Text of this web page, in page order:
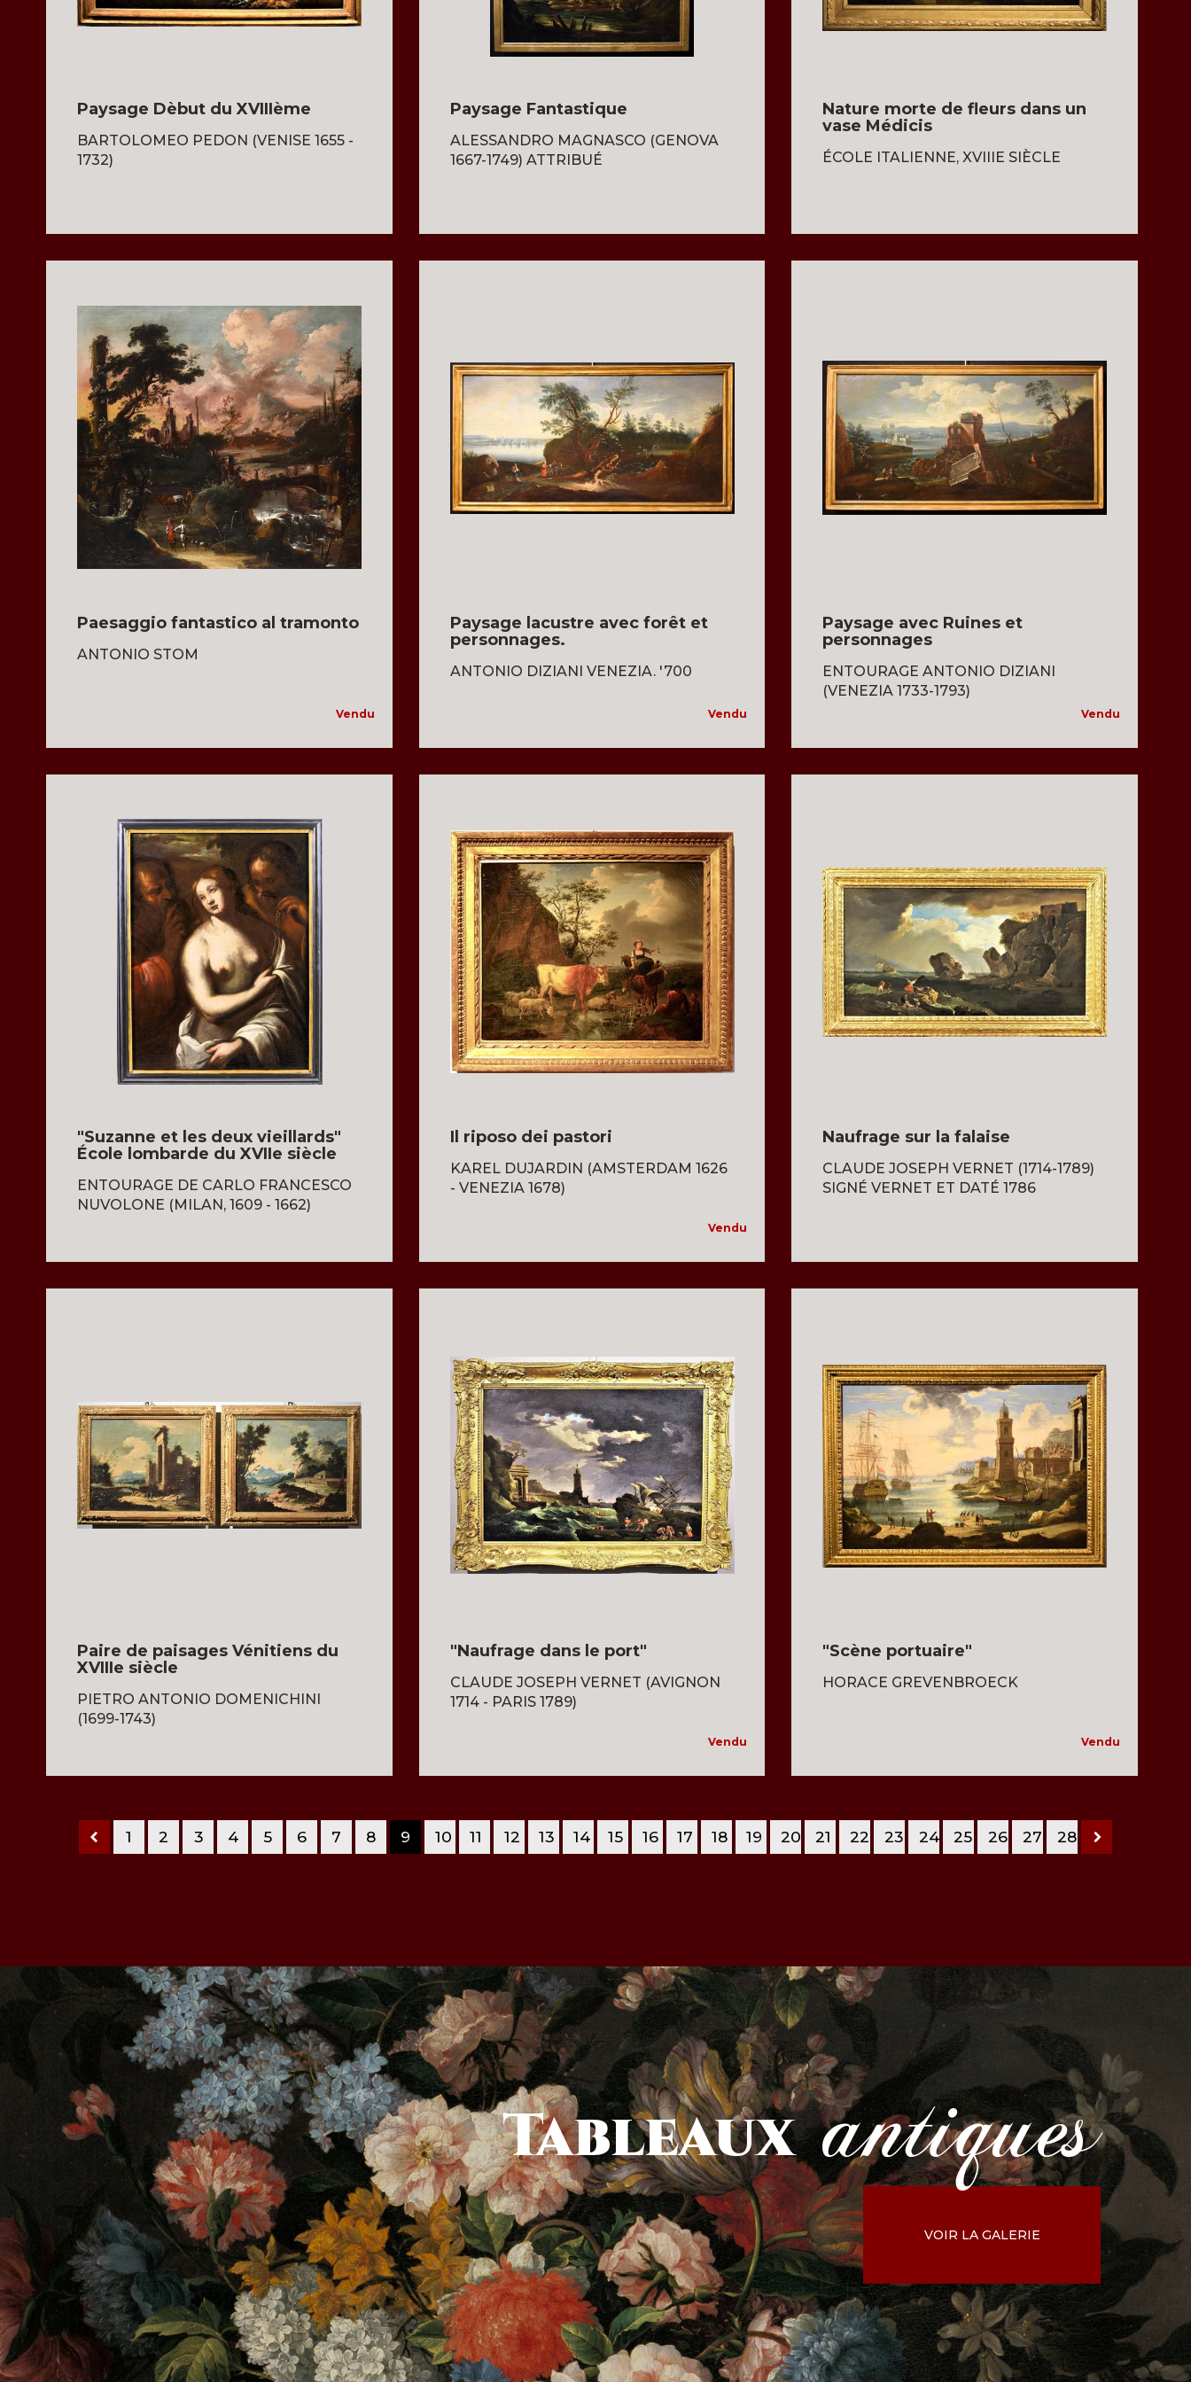
Paysage Dèbut du XVIIIème
BARTOLOMEO PEDON (VENISE 1655 -
1732)
Paysage Fantastique
ALESSANDRO MAGNASCO (GENOVA
1667-1749) ATTRIBUÉ
Nature morte de fleurs dans un
vase Médicis
ÉCOLE ITALIENNE, XVIIIE SIÈCLE
Paesaggio fantastico al tramonto
ANTONIO STOM
Vendu
Paysage lacustre avec forêt et
personnages.
ANTONIO DIZIANI VENEZIA. '700
Vendu
Paysage avec Ruines et
personnages
ENTOURAGE ANTONIO DIZIANI
(VENEZIA 1733-1793)
Vendu
"Suzanne et les deux vieillards"
École lombarde du XVIIe siècle
ENTOURAGE DE CARLO FRANCESCO
NUVOLONE (MILAN, 1609 - 1662)
Il riposo dei pastori
KAREL DUJARDIN (AMSTERDAM 1626
- VENEZIA 1678)
Vendu
Naufrage sur la falaise
CLAUDE JOSEPH VERNET (1714-1789)
SIGNÉ VERNET ET DATÉ 1786
Paire de paisages Vénitiens du
XVIIIe siècle
PIETRO ANTONIO DOMENICHINI
(1699-1743)
"Naufrage dans le port"
CLAUDE JOSEPH VERNET (AVIGNON
1714 - PARIS 1789)
Vendu
"Scène portuaire"
HORACE GREVENBROECK
Vendu
1 2 3 4 5 6 7 8 9 10 11 12 13 14 15 16 17 18 19 20 21 22 23 24 25 26 27 28
Tableaux antiques
VOIR LA GALERIE